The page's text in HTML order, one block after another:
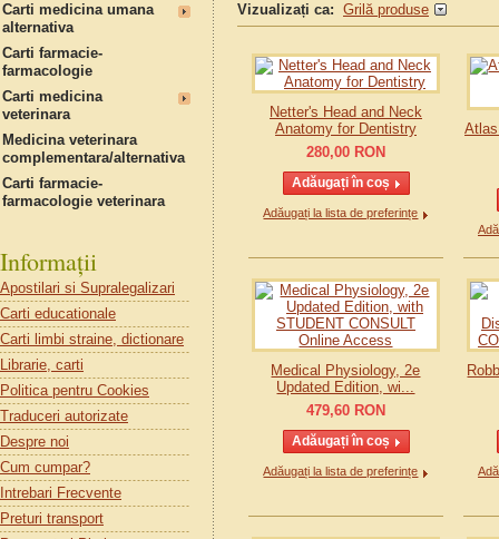
Vizualizați ca: Grilă produse
Netter's Head and Neck
Anatomy for Dentistry
280,00 RON
Adăugați la lista de preferințe
Medical Physiology, 2e
Updated Edition, wi...
479,60 RON
Adăugați la lista de preferințe
Carti medicina umana
alternativa
Carti farmacie-
farmacologie
Carti medicina
veterinara
Medicina veterinara
complementara/alternativa
Carti farmacie-
farmacologie veterinara
Informații
Apostilari si Supralegalizari
Carti educationale
Carti limbi straine, dictionare
Librarie, carti
Politica pentru Cookies
Traduceri autorizate
Despre noi
Cum cumpar?
Intrebari Frecvente
Preturi transport